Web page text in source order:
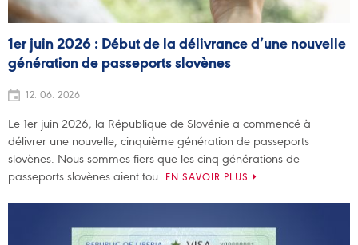
1er juin 2026 : Début de la délivrance d’une nouvelle
génération de passeports slovènes
12. 06. 2026
Le 1er juin 2026, la République de Slovénie a commencé à
délivrer une nouvelle, cinquième génération de passeports
slovènes. Nous sommes fiers que les cinq générations de
passeports slovènes aient tou
EN SAVOIR PLUS